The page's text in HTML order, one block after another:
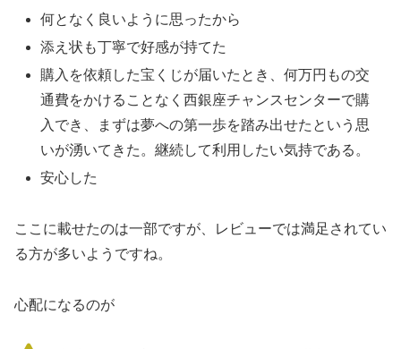
何となく良いように思ったから
添え状も丁寧で好感が持てた
購入を依頼した宝くじが届いたとき、何万円もの交
通費をかけることなく西銀座チャンスセンターで購
入でき、まずは夢への第一歩を踏み出せたという思
いが湧いてきた。継続して利用したい気持である。
安心した
ここに載せたのは一部ですが、レビューでは満足されてい
る方が多いようですね。
心配になるのが